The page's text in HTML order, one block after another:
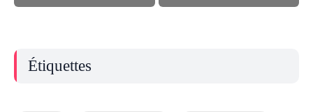
Étiquettes